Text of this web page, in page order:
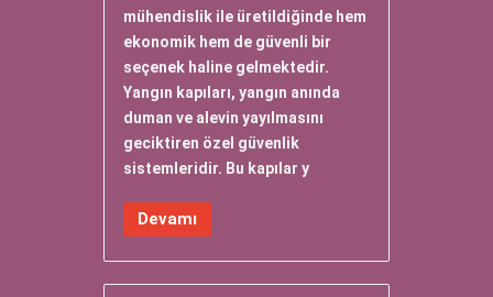
mühendislik ile üretildiğinde hem
ekonomik hem de güvenli bir
seçenek haline gelmektedir.
Yangın kapıları, yangın anında
duman ve alevin yayılmasını
geciktiren özel güvenlik
sistemleridir. Bu kapılar y
Devamı